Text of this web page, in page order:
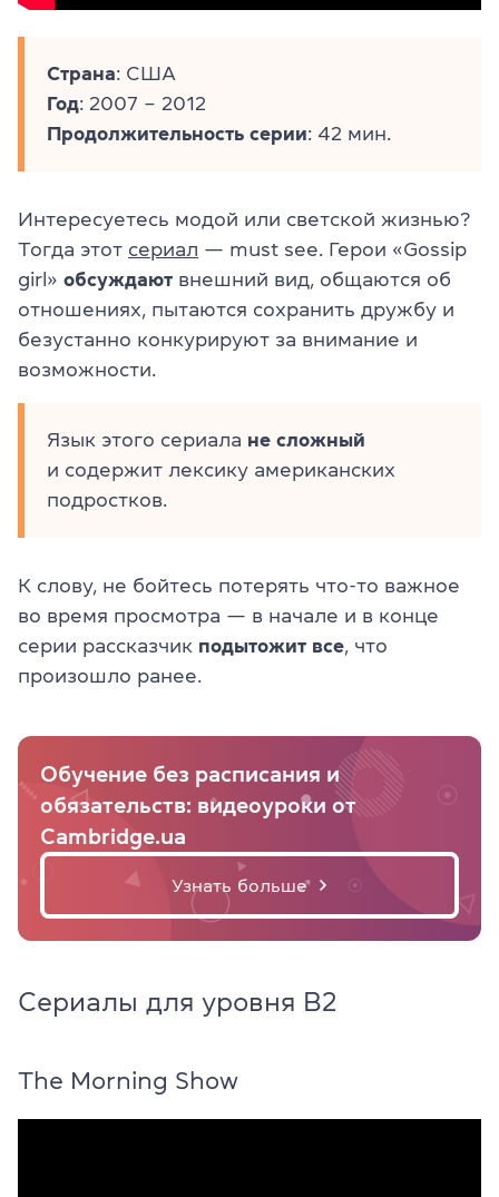
Страна: США
Год: 2007 – 2012
Продолжительность серии: 42 мин.
Интересуетесь модой или светской жизнью?
Тогда этот сериал — must see. Герои «Gossip
girl» обсуждают внешний вид, общаются об
отношениях, пытаются сохранить дружбу и
безустанно конкурируют за внимание и
возможности.
Язык этого сериала не сложный
и содержит лексику американских
подростков.
К слову, не бойтесь потерять что-то важное
во время просмотра — в начале и в конце
серии рассказчик подытожит все , что
произошло ранее.
Обучение без расписания и
обязательств: видеоуроки от
Cambridge.ua
Узнать больше
Сериалы для уровня B2
The Morning Show